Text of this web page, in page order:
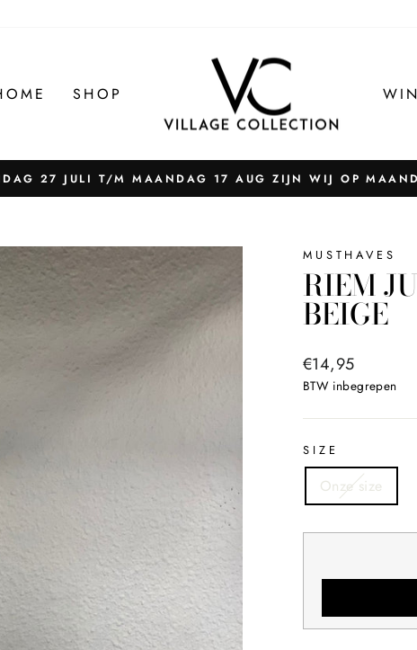
SHOP
Pauzeer
27 JULI T/M MAANDAG 17 AUG ZIJN WIJ OP
MUSTHAVES
RIEM
BEIGE
Normale
prijs
€14,95
BTW inbegrepen
SIZE
Onze size